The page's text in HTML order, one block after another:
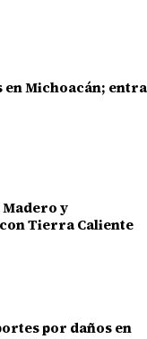
en Michoacán; entra
y
Tierra Caliente
por daños en